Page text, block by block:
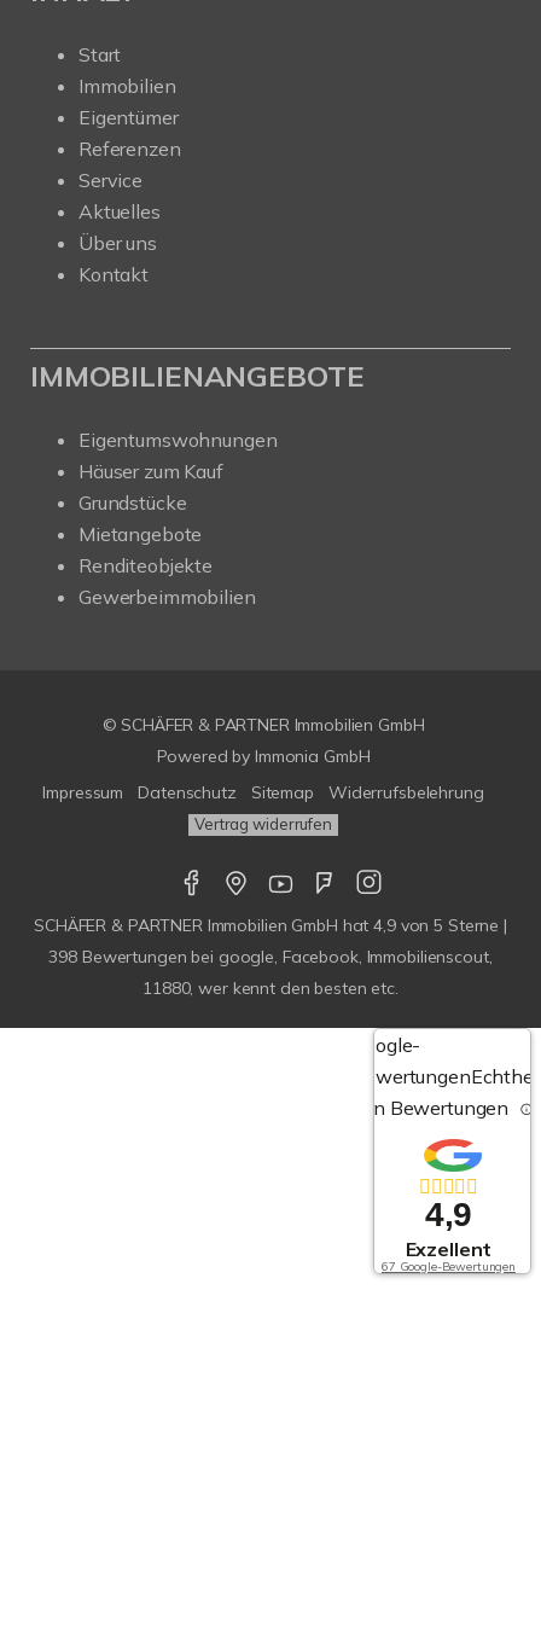
Start
Immobilien
Eigentümer
Referenzen
Service
Aktuelles
Über uns
Kontakt
IMMOBILIENANGEBOTE
Eigentumswohnungen
Häuser zum Kauf
Grundstücke
Mietangebote
Renditeobjekte
Gewerbeimmobilien
© SCHÄFER & PARTNER Immobilien GmbH
Powered by Immonia GmbH
Impressum
Datenschutz Sitemap Widerrufsbelehrung
Vertrag widerrufen
SCHÄFER & PARTNER Immobilien GmbH hat4,9von5 Sterne |
398 Bewertungen bei google, Facebook, Immobilienscout,
11880, wer kennt den besten etc.
Google-
Bewertungen
von Bewertungen
4,9
Exzellent
67 Google-Bewertungen